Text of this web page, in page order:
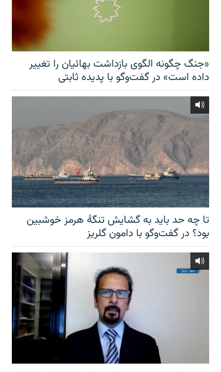
«جنگ چگونه الگوی بازداشت بهائیان را تغییر
داده است» در گفت‌وگو با پدیده ثابتی
تا چه حد باید به گشایش تنگهٔ هرمز خوشبین
بود؟ در گفت‌وگو با دامون گلریز